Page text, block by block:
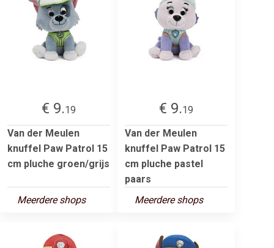
€ 9.19
Van der Meulen
knuffel Paw Patrol 15
cm pluche groen/grijs
Meerdere shops
€ 9.19
Van der Meulen
knuffel Paw Patrol 15
cm pluche pastel
paars
Meerdere shops